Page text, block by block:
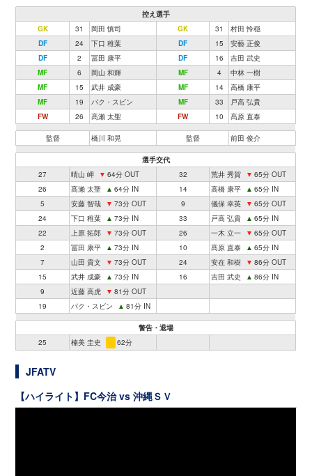
控え選手
GK
31 岡田 慎司 GK 31
村田 怜穏
DF
24 下口 稚葉 DF 15
安藝 正俊
DF
2 冨田 康平 DF 16
吉田 武史
MF
6 岡山 和輝 MF 4
中林 一樹
MF
15 武井 成豪 MF 14
高橋 康平
MF
19 パク・スビン MF 33
戸高 弘貴
FW
26 髙瀨 太聖 FW 10 髙原 直泰
監督 橋川 和晃 監督 前田 俊介
選手交代
27
晴山 岬 ▼ 64分 OUT 32 荒井 秀賀 ▼ 65分 OUT
26
髙瀨 太聖 ▲ 64分 IN 14 高橋 康平 ▲ 65分 IN
5
安藤 智哉 ▼ 73分 OUT 9 儀保 幸英 ▼ 65分 OUT
24
下口 稚葉 ▲ 73分 IN 33 戸高 弘貴 ▲ 65分 IN
22
上原 拓郎 ▼ 73分 OUT 26 一木 立一 ▼ 65分 OUT
2
冨田 康平 ▲ 73分 IN 10 髙原 直泰 ▲ 65分 IN
7
山田 貴文 ▼ 73分 OUT 24 安在 和樹 ▼ 86分 OUT
15
武井 成豪 ▲ 73分 IN 16 吉田 武史 ▲ 86分 IN
9
近藤 高虎 ▼ 81分 OUT
19
パク・スビン ▲ 81分 IN
警告・退場
25
楠美 圭史 62分
JFATV
【ハイライト】FC今治 vs 沖縄ＳＶ